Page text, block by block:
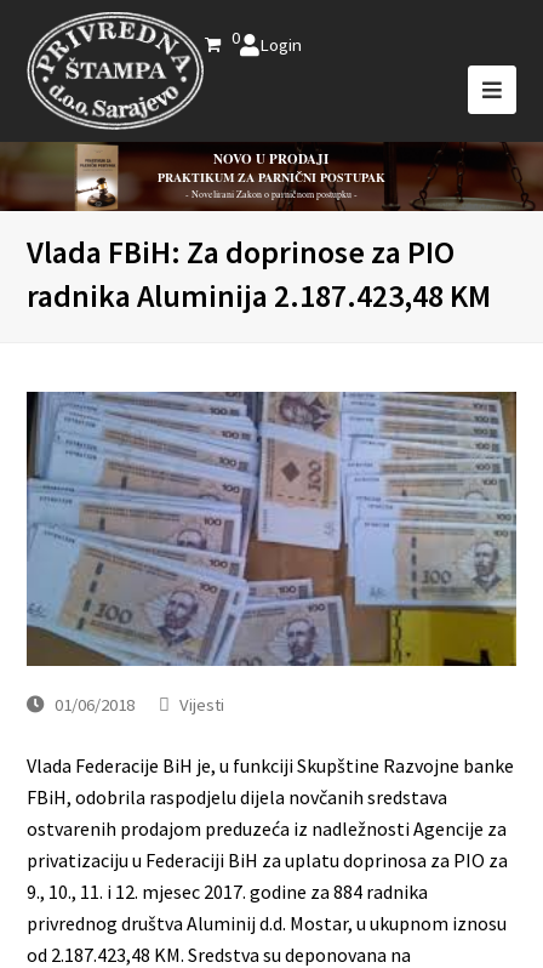
0 Login
NOVO U PRODAJI
PRAKTIKUM ZA PARNIČNI POSTUPAK
- Novelirani Zakon o parničnom postupku -
Vlada FBiH: Za doprinose za PIO
radnika Aluminija 2.187.423,48 KM
01/06/2018 Vijesti
Vlada Federacije BiH je, u funkciji Skupštine Razvojne banke
FBiH, odobrila raspodjelu dijela novčanih sredstava
ostvarenih prodajom preduzeća iz nadležnosti Agencije za
privatizaciju u Federaciji BiH za uplatu doprinosa za PIO za
9., 10., 11. i 12. mjesec 2017. godine za 884 radnika
privrednog društva Aluminij d.d. Mostar, u ukupnom iznosu
od 2.187.423,48 KM. Sredstva su deponovana na